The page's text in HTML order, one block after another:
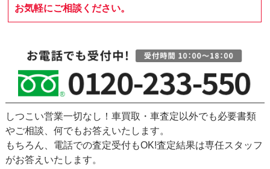
お気軽にご相談ください。
しつこい営業一切なし！車買取・車査定以外でも必要書類
やご相談、何でもお答えいたします。
もちろん、 電話での査定受付もOK!査定結果は専任スタッフ
がお答えいたします。